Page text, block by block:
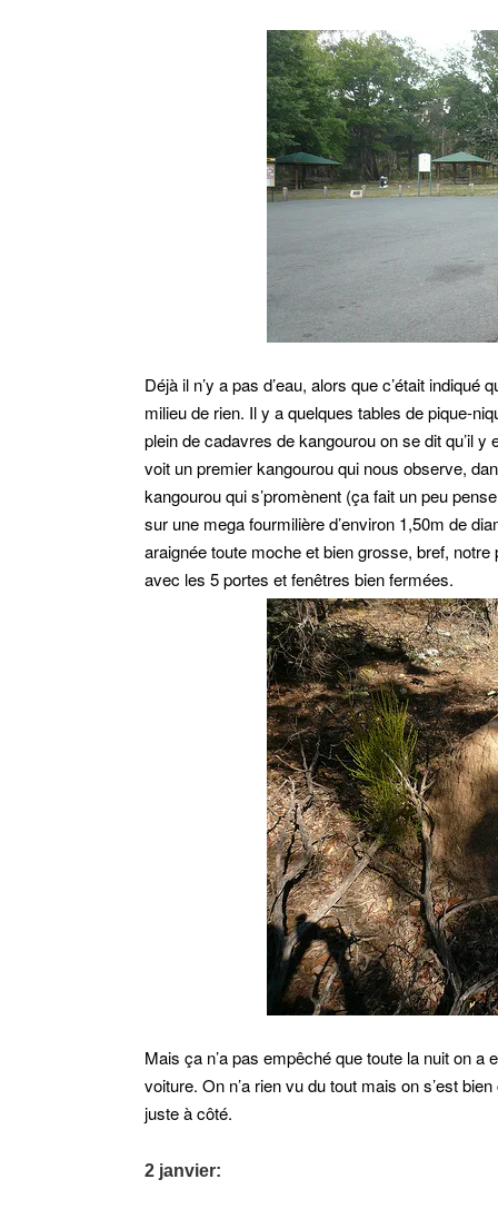
Déjà il n’y a pas d’eau, alors que c’était
milieu de rien. Il y a quelques tables de pique-
plein de cadavres de kangourou on se dit qu’il
voit un premier kangourou qui nous observe,
kangourou qui s’promènent (ça fait un peu
sur une mega fourmilière d’environ 1,50m de
araignée toute moche et bien grosse, bref,
avec les 5 portes et fenêtres bien fermées.
Mais ça n’a pas empêché que toute la nuit on
voiture. On n’a rien vu du tout mais on s’est
juste à côté.
2 janvier: